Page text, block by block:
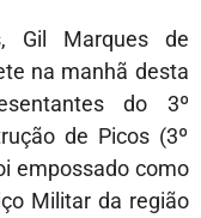
Gil Marques de
na manhã desta
do 3º
de Picos (3º
empossado como
Militar da região